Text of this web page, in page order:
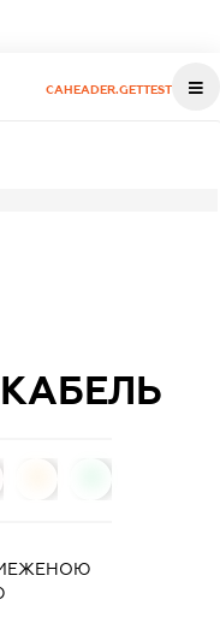
CAHEADER.GETTEST